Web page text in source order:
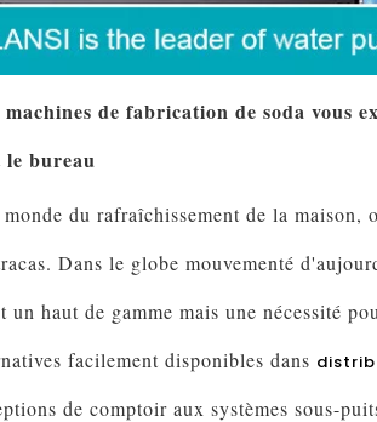
de fabrication de soda vous
bureau
du rafraîchissement de la
Dans le globe mouvementé
un haut de gamme mais une nécessité
facilement disponibles dans
de comptoir aux systèmes sous-